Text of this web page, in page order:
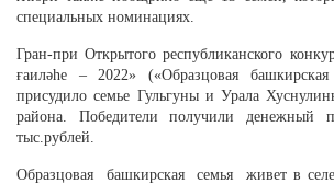
специальных номинациях.
Гран-при Открытого республиканского
ғаиләһе – 2022» («Образцовая
присудило семье Гульгуны и Урала
района. Победители получили денежный
тыс.рублей.
Образцовая башкирская семья живет в